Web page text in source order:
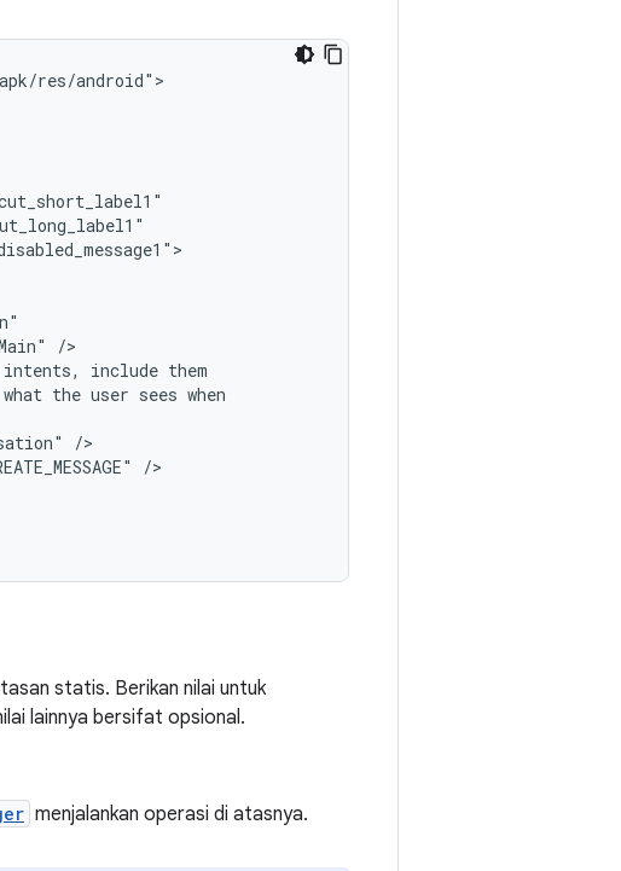
intents, include
what the user sees
statis. Berikan nilai untuk
lainnya bersifat opsional.
menjalankan operasi di atasnya.